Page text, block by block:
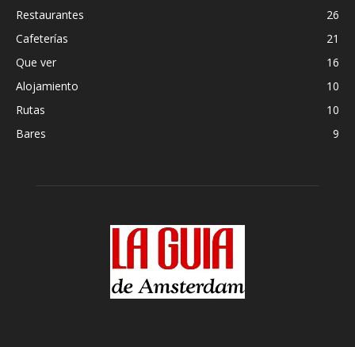
Restaurantes
26
Cafeterías
21
Que ver
16
Alojamiento
10
Rutas
10
Bares
9